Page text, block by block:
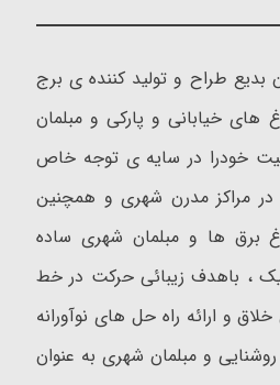
بدیع طراح و تولید کننده ی برج
های خیابانی و پارکی و مبلمان
خودرا در سایه ی توجه خاص
مراکز مدرن شهری و همچنین
برق ها و مبلمان شهری ساده
، باهدف زیبائی حرکت در خط
و ارائه راه حل های نوآورانه
و مبلمان شهری به عنوان